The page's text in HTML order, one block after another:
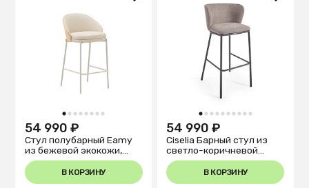
1 2 3 4 5 6 7 8
54 990 ₽
Стул полубарный Eamy
из бежевой экокожи,
ясеневого шпона с
натуральной отделкой и
бежевого металла
В КОРЗИНУ
1 2 3 4 5 6 7 8 9 10
54 990 ₽
Ciselia Барный стул из
светло-коричневой
синели и черной стали,
75 см
В КОРЗИНУ